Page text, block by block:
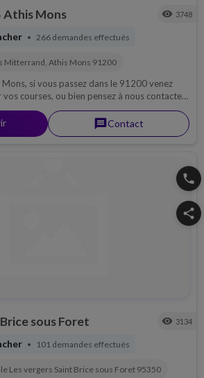
Athis Mons visibility 3748
• 266 demandes effectués
Mitterrand, Athis Mons 91200
Mons, si vous passez dans le 91200 venez
courses, ou bien pensez à nous contacter
notre magasin, ou pour une livraison si
messageContact
phone
share
sous Foret visibility 3134
• 101 demandes effectués
Les vergers Saint Brice sous Foret 95350